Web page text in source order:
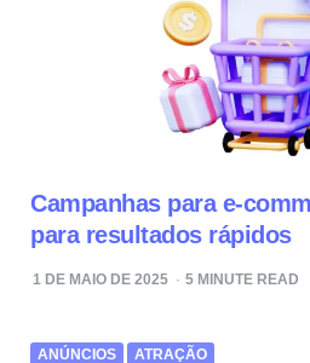
Campanhas para e-
para resultados rápidos
1 DE MAIO DE 2025 5 MINUTE READ
ANÚNCIOS ATRAÇÃO